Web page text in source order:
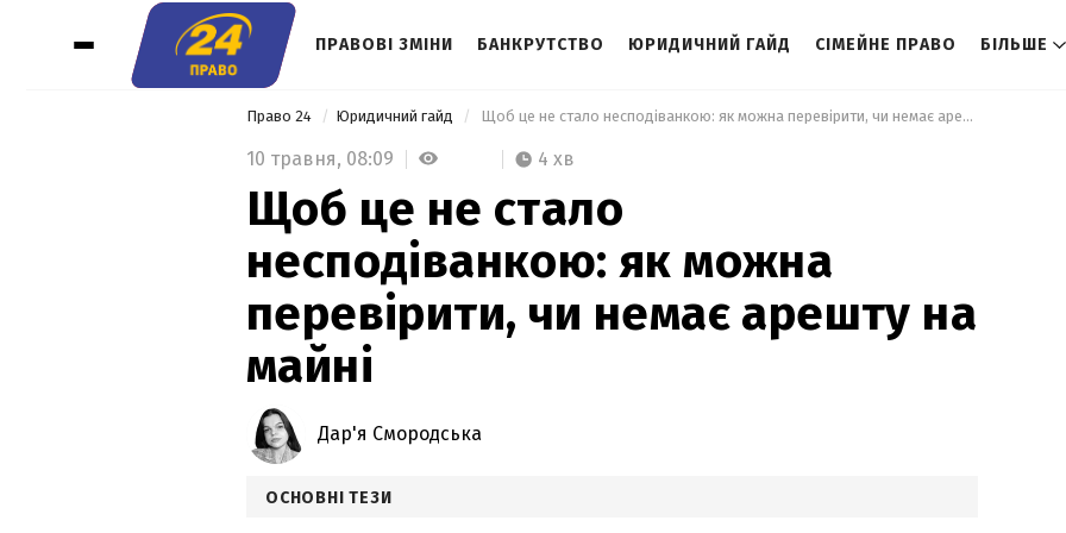
ПРАВОВІ ЗМІНИ БАНКРУТСТВО ЮРИДИЧНИЙ ГАЙД СІМЕЙНЕ ПРАВО БІЛЬШЕ
Право 24 Юридичний гайд Щоб це не стало несподіванкою: як можна перевірити, чи немає арешту на майні
10 травня, 08:09 4 хв
Щоб це не стало
несподіванкою: як можна
перевірити, чи немає арешту на
майні
Дар'я Смородська
ОСНОВНІ ТЕЗИ